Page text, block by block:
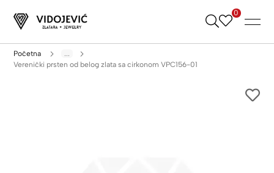
Skip
0
Početna
...
Verenički prsten od belog zlata sa cirkonom VPC156-01